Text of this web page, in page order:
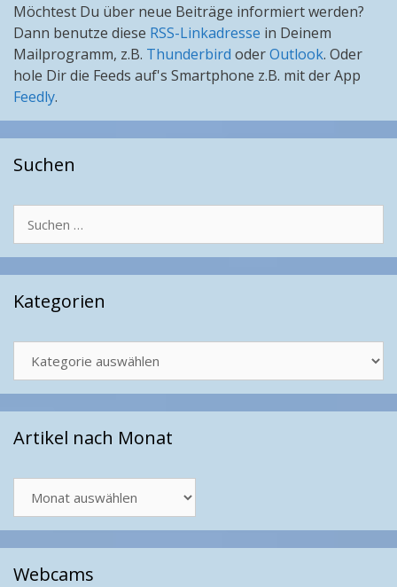
Möchtest Du über neue Beiträge informiert werden?
Dann benutze diese RSS-Linkadresse in Deinem
Mailprogramm, z.B. Thunderbird oderOutlook. Oder
hole Dir die Feeds auf's Smartphone z.B. mit der App
Feedly.
Suchen
nach:
Kategorien
Artikel nach Monat
nach
Monat
Webcams